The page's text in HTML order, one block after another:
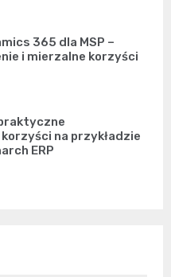
365 dla MSP –
i mierzalne korzyści
na przykładzie
ERP